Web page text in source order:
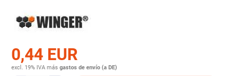
0,44 EUR
excl. 19% IVA más gastos de envío (a DE)